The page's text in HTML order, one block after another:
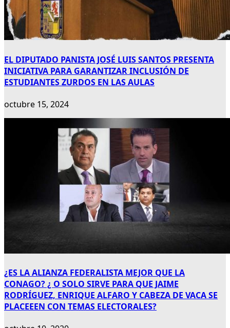
EL DIPUTADO PANISTA JOSÉ LUIS SANTOS PRESENTA
INICIATIVA PARA GARANTIZAR INCLUSIÓN DE
ESTUDIANTES ZURDOS EN LAS AULAS
octubre 15, 2024
¿ES LA ALIANZA FEDERALISTA MEJOR QUE LA
CONAGO? ¿ O SOLO SIRVE PARA QUE JAIME
RODRÍGUEZ, ENRIQUE ALFARO Y CABEZA DE VACA SE
PLACEEEN CON TEMAS ELECTORALES?